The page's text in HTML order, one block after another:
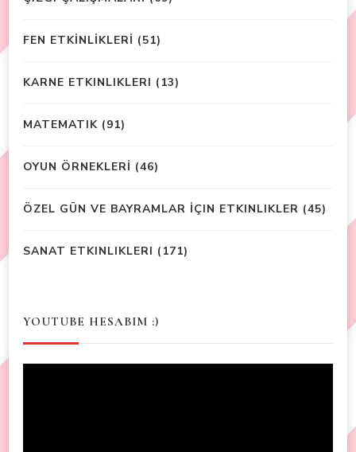
FEN ETKİNLİKLERİ (51)
KARNE ETKINLIKLERI (13)
MATEMATIK (91)
OYUN ÖRNEKLERİ (46)
ÖZEL GÜN VE BAYRAMLAR İÇIN ETKINLIKLER (45)
SANAT ETKINLIKLERI (171)
YOUTUBE HESABIM :)